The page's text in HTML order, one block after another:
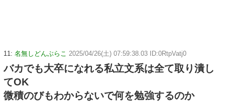
11: 名無しどんぶらこ 2025/04/26(土) 07:59:38.03 ID:0RtpVatj0
バカでも大卒になれる私立文系は全て取り潰し
てOK
微積のびもわからないで何を勉強するのか